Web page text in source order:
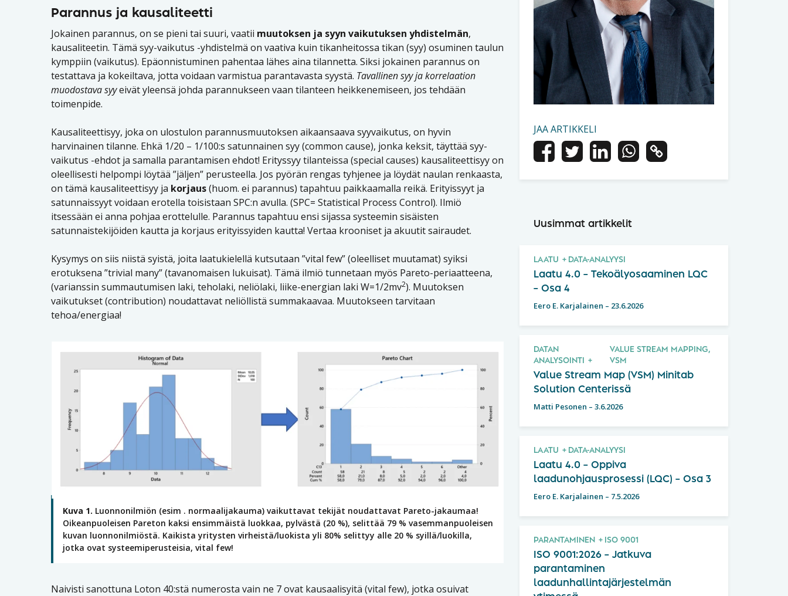
Parannus ja kausaliteetti
Jokainen parannus, on se pieni tai suuri, vaatii muutoksen ja syyn vaikutuksen yhdistelmän,
kausaliteetin. Tämä syy-vaikutus -yhdistelmä on vaativa kuin tikanheitossa tikan (syy) osuminen taulun
kymppiin (vaikutus). Epäonnistuminen pahentaa lähes aina tilannetta. Siksi jokainen parannus on
testattava ja kokeiltava, jotta voidaan varmistua parantavasta syystä. Tavallinen syy ja korrelaation
muodostava syyeivät yleensä johda parannukseen vaan tilanteen heikkenemiseen, jos tehdään
toimenpide.
Kausaliteettisyy, joka on ulostulon parannusmuutoksen aikaansaava syyvaikutus, on hyvin
harvinainen tilanne. Ehkä 1/20 – 1/100:s satunnainen syy (common cause), jonka keksit, täyttää syy-
vaikutus -ehdot ja samalla parantamisen ehdot! Erityssyy tilanteissa (special causes) kausaliteettisyy on
oleellisesti helpompi löytää ”jäljen” perusteella. Jos pyörän rengas tyhjenee ja löydät naulan renkaasta,
on tämä kausaliteettisyy ja korjaus(huom. ei parannus) tapahtuu paikkaamalla reikä. Erityissyyt ja
satunnaissyyt voidaan erotella toisistaan SPC:n avulla. (SPC= Statistical Process Control). Ilmiö
itsessään ei anna pohjaa erottelulle. Parannus tapahtuu ensi sijassa systeemin sisäisten
satunnaistekijöiden kautta ja korjaus erityissyiden kautta! Vertaa krooniset ja akuutit sairaudet.
Kysymys on siis niistä syistä, joita laatukielellä kutsutaan ”vital few” (oleelliset muutamat) syiksi
erotuksena ”trivial many” (tavanomaisen lukuisat). Tämä ilmiö tunnetaan myös Pareto-periaatteena,
(varianssin summautumisen laki, teholaki, neliölaki, liike-energian laki W=1/2mv2). Muutoksen
vaikutukset (contribution) noudattavat neliöllistä summakaavaa. Muutokseen tarvitaan
tehoa/energiaa!
Kuva 1. Luonnonilmiön (esim . normaalijakauma) vaikuttavat tekijät noudattavat Pareto-jakaumaa!
Oikeanpuoleisen Pareton kaksi ensimmäistä luokkaa, pylvästä (20 %), selittää 79 % vasemmanpuoleisen
kuvan luonnonilmiöstä. Kaikista yritysten virheistä/luokista yli 80% selittyy alle 20 % syillä/luokilla,
jotka ovat systeemiperusteisia, vital few!
Naivisti sanottuna Loton 40:stä numerosta vain ne 7 ovat kausaalisyitä (vital few), jotka osuivat
JAA ARTIKKELI
Uusimmat artikkelit
LAATU DATA-ANALYYSI
Laatu 4.0 – Tekoälyosaaminen LQC
– Osa 4
Eero E. Karjalainen – 23.6.2026
DATAN
ANALYSOINTI
VALUE STREAM MAPPING,
VSM
Value Stream Map (VSM) Minitab
Solution Centerissä
Matti Pesonen – 3.6.2026
LAATU DATA-ANALYYSI
Laatu 4.0 – Oppiva
laadunohjausprosessi (LQC) – Osa 3
Eero E. Karjalainen – 7.5.2026
PARANTAMINEN ISO 9001
ISO 9001:2026 – Jatkuva
parantaminen
laadunhallintajärjestelmän